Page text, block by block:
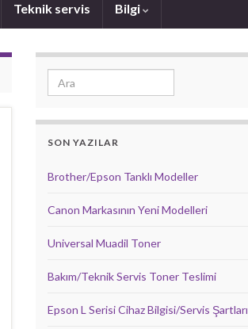
Teknik servis Bilgi
Search for:
SON YAZILAR
Brother/Epson Tanklı Modeller
Canon Markasının Yeni Modelleri
Universal Muadil Toner
Bakım/Teknik Servis Toner Teslimi
Epson L Serisi Cihaz Bilgisi/Servis Şartları